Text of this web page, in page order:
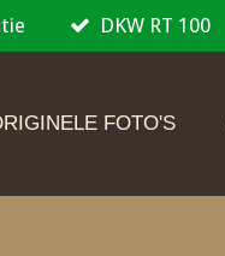
DKW RT 100
FOTO'S